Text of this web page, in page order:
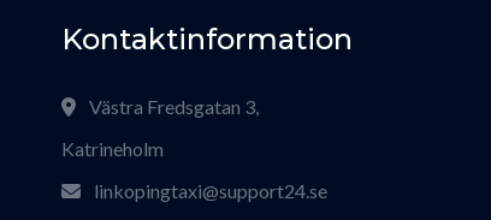
Kontaktinformation
Västra Fredsgatan 3,
Katrineholm
linkopingtaxi@support24.se